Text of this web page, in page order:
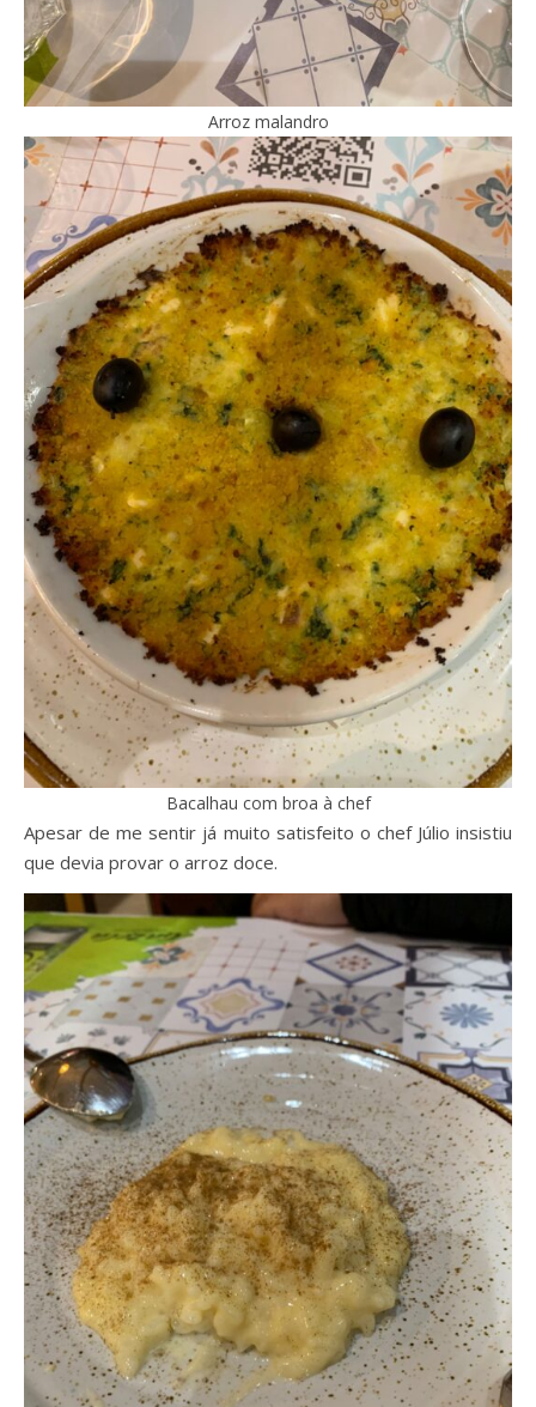
Arroz malandro
Bacalhau com broa à chef
Apesar de me sentir já muito satisfeito o chef Júlio insistiu
que devia provar o arroz doce.